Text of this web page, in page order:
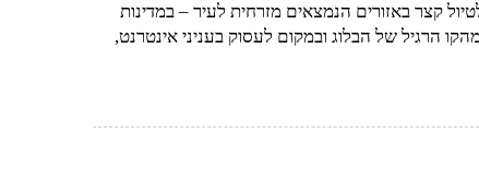
קצר באזורים הנמצאים מזרחית לעיר – במדינות
הרגיל של הבלוג ובמקום לעסוק בעניני אינטרנט,